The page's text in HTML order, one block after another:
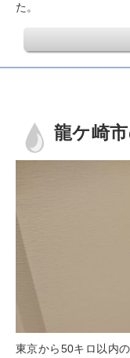
た。
龍ケ崎
東京から50キロ以内